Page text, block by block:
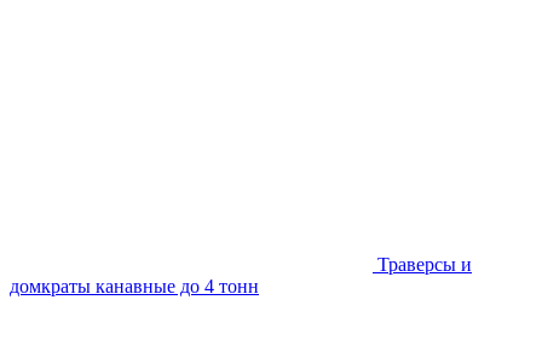
Траверсы и
домкраты канавные до 4 тонн